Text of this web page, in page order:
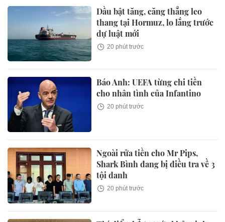
Dầu bật tăng, căng thẳng leo
thang tại Hormuz, lo lắng trước
dự luật mới
20 phút trước
Báo Anh: UEFA từng chi tiền
cho nhân tình của Infantino
20 phút trước
Ngoài rửa tiền cho Mr Pips,
Shark Bình đang bị điều tra về 3
tội danh
20 phút trước